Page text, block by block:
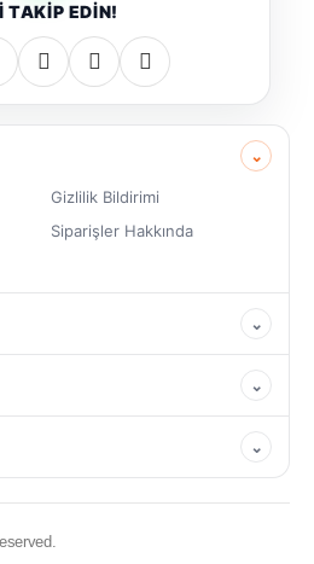
TAKİP EDİN!
⌄
Gizlilik Bildirimi
Siparişler Hakkında
⌄
⌄
⌄